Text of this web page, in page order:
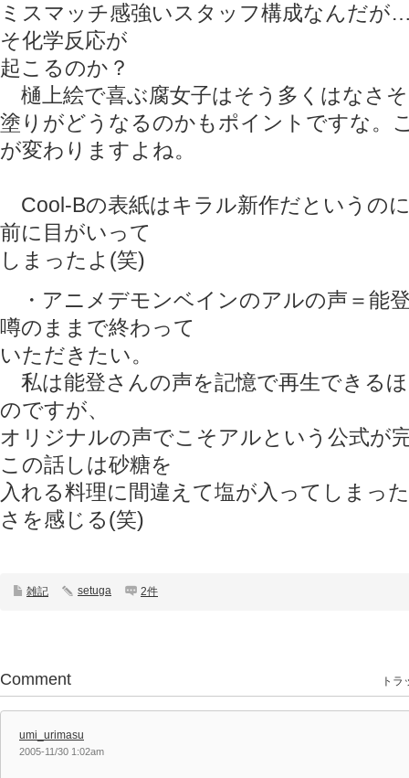
ミスマッチ感強いスタッフ構成なんだ
そ化学反応が
起こるのか？
樋上絵で喜ぶ腐女子はそう多くはなさ
塗りがどうなるのかもポイントですな。
が変わりますよね。
Cool-Bの表紙はキラル新作だというの
前に目がいって
しまったよ(笑)
・アニメデモンベインのアルの声＝能
噂のままで終わって
いただきたい。
私は能登さんの声を記憶で再生できる
のですが、
オリジナルの声でこそアルという公式が
この話しは砂糖を
入れる料理に間違えて塩が入ってしまっ
さを感じる(笑)
雑記 setuga 2件
Comment トラ
umi_urimasu
2005-11/30 1:02am